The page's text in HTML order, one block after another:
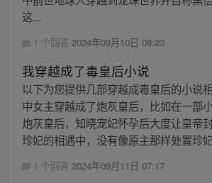
这...
1 个回答 2024年09月10日 08:23
我穿越成了毒皇后小说
以下为您提供几部穿越成毒皇后的小说
中女主穿越成了炮灰皇后，比如在一部
炮灰皇后，知晓宠妃怀孕后大度让皇帝
珍妃的相遇中，没有像原主那样处置珍
1 个回答 2024年09月11日 07:17